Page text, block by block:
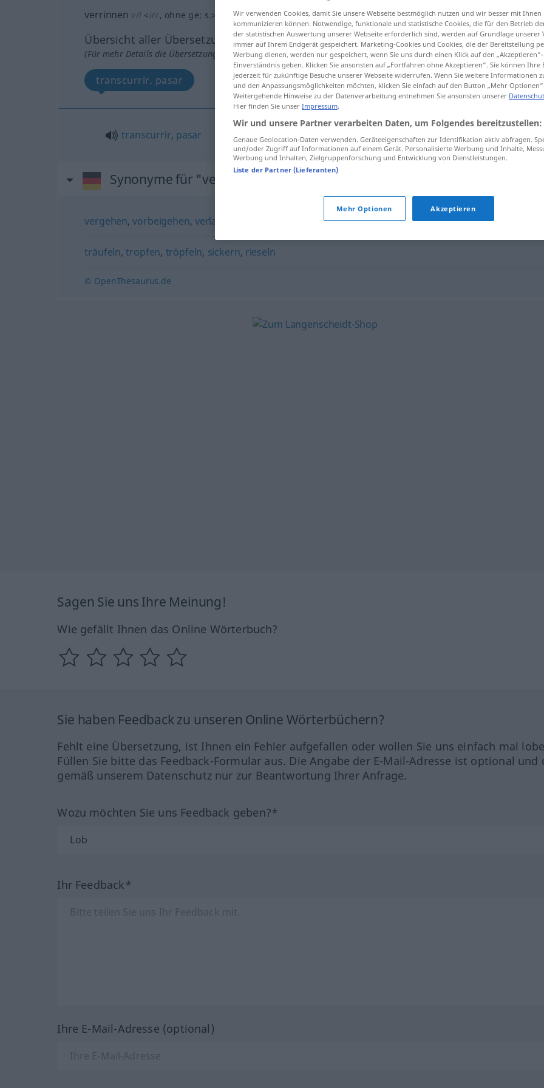
verrinnen v/i <irr, ohne ge; s.> GEH
Übersicht aller Übersetzungen
(Für mehr Details die Übersetzung anklicken/antippen)
transcurrir, pasar
transcurrir, pasar verrinnen Zeit
Synonyme für "verrinnen"
vergehen,vorbeigehen, verlaufen (Zeit) verfließen,ablaufen
träufeln,tropfen, tröpfeln, sickern, rieseln
© OpenThesaurus.de
Sagen Sie uns Ihre Meinung!
Wie gefällt Ihnen das Online Wörterbuch?
Sie haben Feedback zu unseren Online Wörterbüchern?
Fehlt eine Übersetzung, ist Ihnen ein Fehler aufgefallen oder wollen Sie uns einfach mal
Füllen Sie bitte das Feedback-Formular aus. Die Angabe der E-Mail-Adresse ist optional und
gemäß unserem Datenschutz nur zur Beantwortung Ihrer Anfrage.
Wozu möchten Sie uns Feedback geben?*
Ihr Feedback*
Ihre E-Mail-Adresse (optional)
Wir verwenden Cookies, damit Sie unsere Webseite bestmöglich nutzen und wir besser mit Ihnen
kommunizieren können. Notwendige, funktionale und statistische Cookies, die für den Betrieb
der statistischen Auswertung unserer Webseite erforderlich sind, werden auf Grundlage unserer
immer auf Ihrem Endgerät gespeichert. Marketing-Cookies und Cookies, die der Bereitstellung
Werbung dienen, werden nur gespeichert, wenn Sie uns durch einen Klick auf den
Einverständnis geben. Klicken Sie ansonsten auf „Fortfahren ohne Akzeptieren“. Sie können Ihre
jederzeit für zukünftige Besuche unserer Webseite widerrufen. Wenn Sie weitere Informationen
und den Anpassungsmöglichkeiten möchten, klicken Sie einfach auf den Button „Mehr Optionen“.
Weitergehende Hinweise zu der Datenverarbeitung entnehmen Sie ansonsten unserer
Hier finden Sie unser Impressum.
Wir und unsere Partner verarbeiten Daten, um Folgendes bereitzustellen:
Genaue Geolocation-Daten verwenden. Geräteeigenschaften zur Identifikation aktiv abfragen.
und/oder Zugriff auf Informationen auf einem Gerät. Personalisierte Werbung und Inhalte,
Werbung und Inhalten, Zielgruppenforschung und Entwicklung von Dienstleistungen.
Liste der Partner (Lieferanten)
Mehr Optionen Akzeptieren